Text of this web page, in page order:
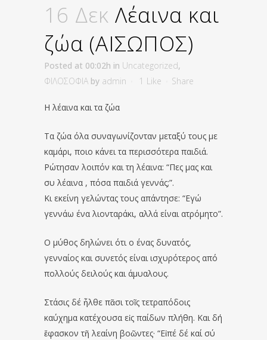
16 Δεκ Λέαινα και
ζώα (ΑΙΣΩΠΟΣ)
Posted at 00:02h in Uncategorized,
ΦΙΛΟΣΟΦΙΑ by admin 1 Like Share
Η λέαινα και τα ζώα
Τα ζώα όλα συναγωνίζονταν μεταξύ τους με
καμάρι, ποιο κάνει τα περισσότερα παιδιά.
Ρώτησαν λοιπόν και τη λέαινα: “Πες μας και
συ λέαινα , πόσα παιδιά γεννάς;”.
Κι εκείνη γελώντας τους απάντησε: “Εγώ
γεννάω ένα λιονταράκι, αλλά είναι ατρόμητο”.
Ο μύθος δηλώνει ότι ο ένας δυνατός,
γενναίος και συνετός είναι ισχυρότερος από
πολλούς δειλούς και άμυαλους.
Στάσις δέ ἦλθε πᾶσι τοῖς τετραπόδοις
καύχημα κατέχουσα εἰς παίδων πλήθη. Και δή
ἔφασκον τῆ λεαίνη βοῶντες· “Εἰπέ δέ καί σύ